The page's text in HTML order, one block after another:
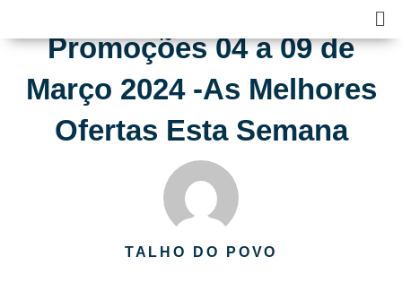
content Promoções 04 a 09 de
Março 2024 -As Melhores
Ofertas Esta Semana
TALHO DO POVO